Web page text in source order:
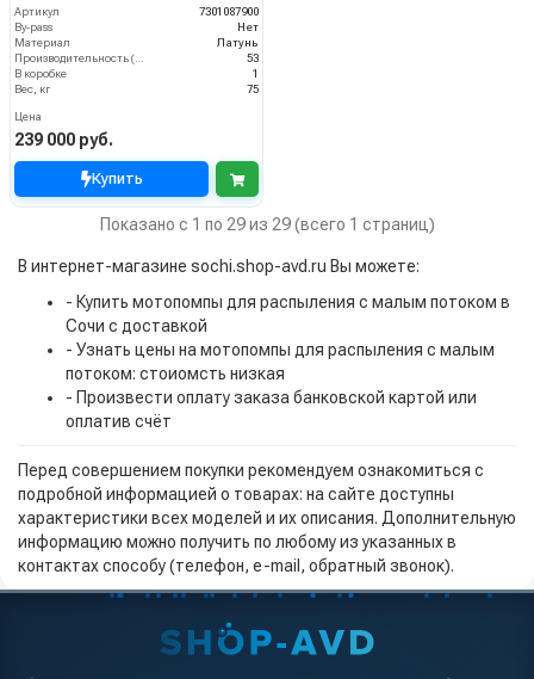
Артикул
7301087900
By-pass
Нет
Материал
Латунь
Производительность (л/мин)
53
В коробке
1
Вес, кг
75
Цена
239 000 руб.
Купить
Показано с 1 по 29 из 29 (всего 1 страниц)
В интернет-магазине sochi.shop-avd.ru Вы можете:
- Купить мотопомпы для распыления с малым потоком в
Сочи с доставкой
- Узнать цены на мотопомпы для распыления с малым
потоком: стоиомсть низкая
- Произвести оплату заказа банковской картой или
оплатив счёт
Перед совершением покупки рекомендуем ознакомиться с
подробной информацией о товарах: на сайте доступны
характеристики всех моделей и их описания. Дополнительную
информацию можно получить по любому из указанных в
контактах способу (телефон, e-mail, обратный звонок).